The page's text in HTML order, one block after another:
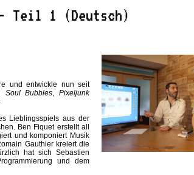
Teil 1 (Deutsch)
und entwickle nun seit
Soul Bubbles,Pixeljunk
Lieblingsspiels aus der
Ben Fiquet erstellt all
und komponiert Musik
Gauthier kreiert die
hat sich Sebastien
und dem